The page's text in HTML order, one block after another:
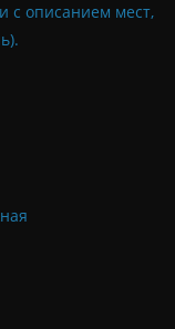
с описанием мест,